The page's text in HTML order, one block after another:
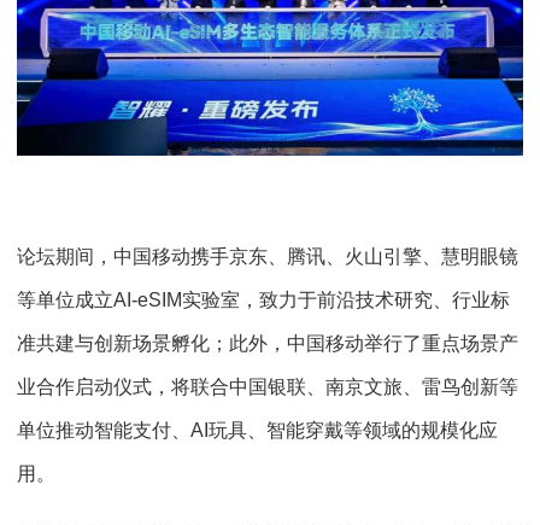
论坛期间，中国移动携手京东、腾讯、火山引擎、慧明眼镜
等单位成立AI-eSIM实验室，致力于前沿技术研究、行业标
准共建与创新场景孵化；此外，中国移动举行了重点场景产
业合作启动仪式，将联合中国银联、南京文旅、雷鸟创新等
单位推动智能支付、AI玩具、智能穿戴等领域的规模化应
用。